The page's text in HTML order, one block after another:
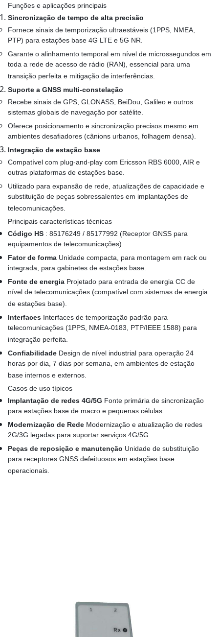
Funções e aplicações principais
Sincronização de tempo de alta precisão
Fornece sinais de temporização ultraestáveis (1PPS, NMEA,
PTP) para estações base 4G LTE e 5G NR.
Garante o alinhamento temporal em nível de microssegundos em
toda a rede de acesso de rádio (RAN), essencial para uma
transição perfeita e mitigação de interferências.
Suporte a GNSS multi-constelação
Recebe sinais de GPS, GLONASS, BeiDou, Galileo e outros
sistemas globais de navegação por satélite.
Oferece posicionamento e sincronização precisos mesmo em
ambientes desafiadores (cânions urbanos, folhagem densa).
Integração de estação base
Compatível com plug-and-play com Ericsson RBS 6000, AIR e
outras plataformas de estações base.
Utilizado para expansão de rede, atualizações de capacidade e
substituição de peças sobressalentes em implantações de
telecomunicações.
Principais características técnicas
Código HS : 85176249 / 85177992 (Receptor GNSS para
equipamentos de telecomunicações)
Fator de forma Unidade compacta, para montagem em rack ou
integrada, para gabinetes de estações base.
Fonte de energia Projetado para entrada de energia CC de
nível de telecomunicações (compatível com sistemas de energia
de estações base).
Interfaces Interfaces de temporização padrão para
telecomunicações (1PPS, NMEA-0183, PTP/IEEE 1588) para
integração perfeita.
Confiabilidade Design de nível industrial para operação 24
horas por dia, 7 dias por semana, em ambientes de estação
base internos e externos.
Casos de uso típicos
Implantação de redes 4G/5G Fonte primária de sincronização
para estações base de macro e pequenas células.
Modernização de Rede Modernização e atualização de redes
2G/3G legadas para suportar serviços 4G/5G.
Peças de reposição e manutenção Unidade de substituição
para receptores GNSS defeituosos em estações base
operacionais.